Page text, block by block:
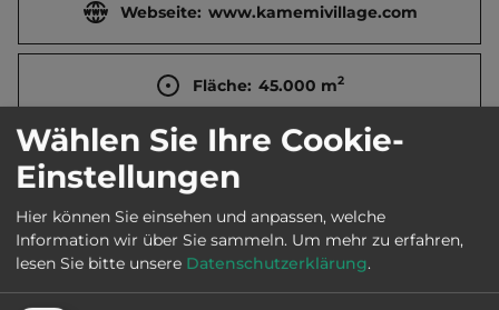
Webseite: www.kamemivillage.com
Fläche: 45.000 m2
Öffnungszeiten: Ganzjährig geöffnet
Telefon: 0039 0925 69212
Wählen Sie Ihre Cookie-
Einstellungen
Hier können Sie einsehen und anpassen, welche
Information wir über Sie sammeln. Um mehr zu erfahren,
lesen Sie bitte unsere Datenschutzerklärung.